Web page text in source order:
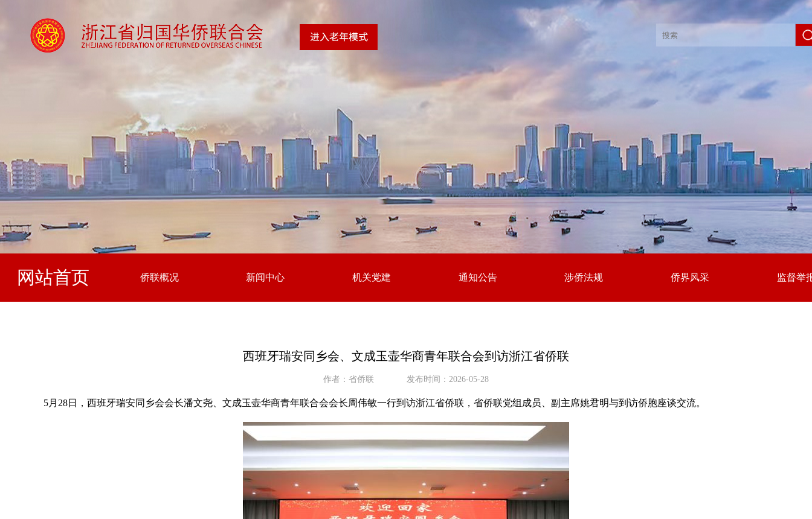
网站首页 侨联概况 新闻中心 机关党建 通知公告 涉侨法规 侨界风采 监督举
西班牙瑞安同乡会、文成玉壶华商青年联合会到访浙江省侨联
作者：省侨联 发布时间：2026-05-28
5月28日，西班牙瑞安同乡会会长潘文尧、文成玉壶华商青年联合会会长周伟敏一行到访浙江省侨联，省侨联党组成员、副主席姚君明与到访侨胞座谈交流。